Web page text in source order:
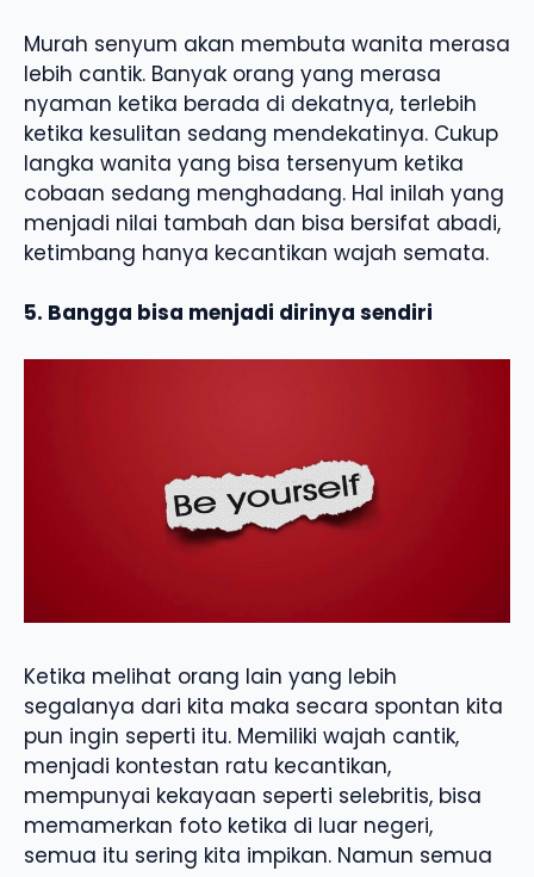
Murah senyum akan membuta wanita merasa
lebih cantik. Banyak orang yang merasa
nyaman ketika berada di dekatnya, terlebih
ketika kesulitan sedang mendekatinya. Cukup
langka wanita yang bisa tersenyum ketika
cobaan sedang menghadang. Hal inilah yang
menjadi nilai tambah dan bisa bersifat abadi,
ketimbang hanya kecantikan wajah semata.
5. Bangga bisa menjadi dirinya sendiri
Ketika melihat orang lain yang lebih
segalanya dari kita maka secara spontan kita
pun ingin seperti itu. Memiliki wajah cantik,
menjadi kontestan ratu kecantikan,
mempunyai kekayaan seperti selebritis, bisa
memamerkan foto ketika di luar negeri,
semua itu sering kita impikan. Namun semua